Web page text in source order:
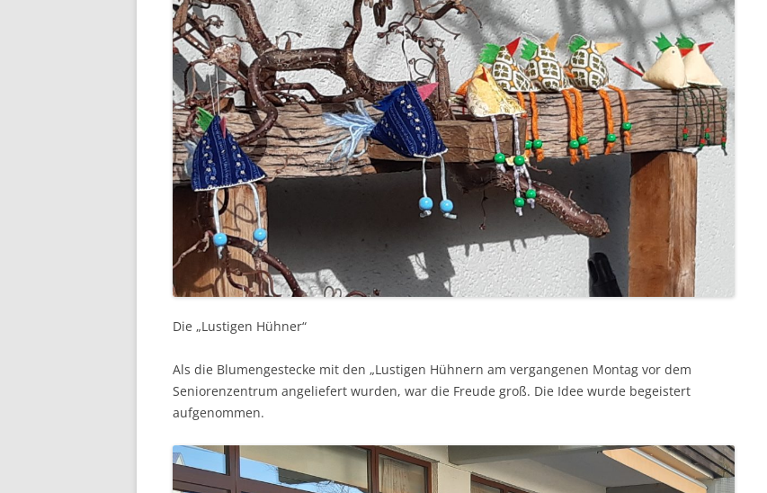
Die „Lustigen Hühner“
Als die Blumengestecke mit den „Lustigen Hühnern am vergangenen Montag vor dem
Seniorenzentrum angeliefert wurden, war die Freude groß. Die Idee wurde begeistert
aufgenommen.